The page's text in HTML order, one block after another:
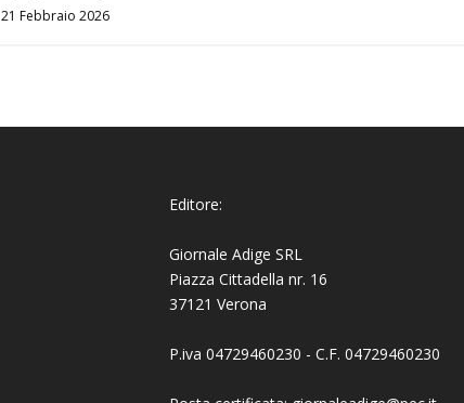
21 Febbraio 2026
Editore:
Giornale Adige SRL
Piazza Cittadella nr. 16
37121 Verona
P.iva 04729460230 - C.F. 04729460230